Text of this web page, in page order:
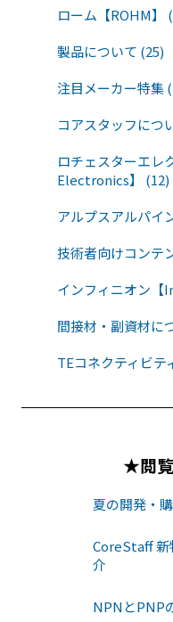
ローム【ROHM】
製品について (25)
注目メーカー特集
コアスタッフにつ
ロチェスターエレ
Electronics】 (12)
アルプスアルパイ
技術者向けコンテ
インフィニオン【
間接材・副資材に
TEコネクティビ
★閲
夏の開発・
CoreStaff 新
介
NPNとPNP